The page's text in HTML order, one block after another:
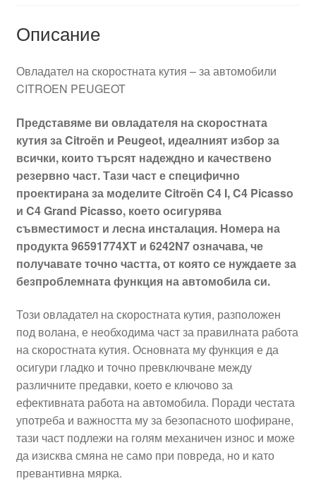
Описание
Овладател на скоростната кутия – за автомобили
CITROEN PEUGEOT
Представяме ви овладателя на скоростната
кутия за Citroën и Peugeot, идеалният избор за
всички, които търсят надеждно и качествено
резервно част. Тази част е специфично
проектирана за моделите Citroën C4 I, C4 Picasso
и C4 Grand Picasso, което осигурява
съвместимост и лесна инсталация. Номера на
продукта 96591774XT и 6242N7 означава, че
получавате точно частта, от която се нуждаете за
безпроблемната функция на автомобила си.
Този овладател на скоростната кутия, разположен
под волана, е необходима част за правилната работа
на скоростната кутия. Основната му функция е да
осигури гладко и точно превключване между
различните предавки, което е ключово за
ефективната работа на автомобила. Поради честата
употреба и важността му за безопасното шофиране,
тази част подлежи на голям механичен износ и може
да изисква смяна не само при повреда, но и като
превантивна мярка.